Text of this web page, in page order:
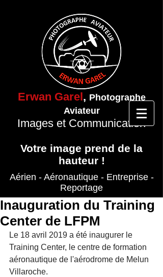
Erwan Garel, Photographe
Aviateur
Images et Communication
Votre image prend de la
hauteur !
Aérien - Aéronautique- Entreprise-
Reportage
Inauguration du Training
Center de LFPM
Le 18 avril 2019 a été inaugurer le
Training Center, le centre de formation
aéronautique de l'aérodrome de Melun
Villaroche.